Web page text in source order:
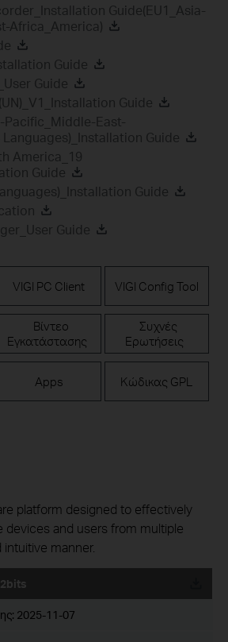
Guide(EU1_Asia-
Africa_America)
Guide
Guide
Guide
Pacific_Middle-East-
Guide
America_19
Guide
Guide
Guide
VIGI PC Client VIGI Config Tool
Βίντεο
Εγκατάστασης
Συχνές
Ερωτήσεις
Apps Κώδικας GPL
platform designed to effectively
devices and users from multiple
manner.
2025-11-07